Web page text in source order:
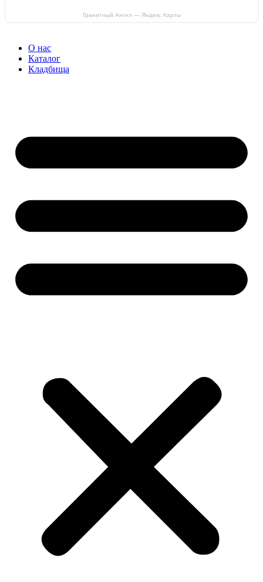
Гранитный Ангел — Яндекс Карты
О нас
Каталог
Кладбища